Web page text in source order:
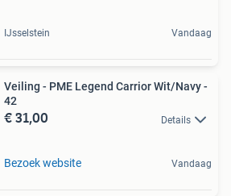
IJsselstein Vandaag
Veiling - PME Legend Carrior Wit/Navy -
42
€ 31,00 Details
Bezoek website Vandaag